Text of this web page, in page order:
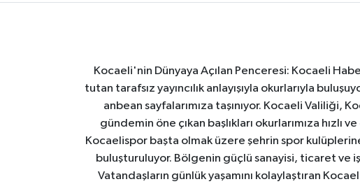
Kocaeli'nin Dünyaya Açılan Penceresi: Kocaeli
tutan tarafsız yayıncılık anlayışıyla okurlarıyla
anbean sayfalarımıza taşınıyor. Kocaeli
gündemin öne çıkan başlıkları okurlarımıza
Kocaelispor başta olmak üzere şehrin spor
buluşturuluyor. Bölgenin güçlü sanayisi, ticaret ve
Vatandaşların günlük yaşamını kolaylaştıran